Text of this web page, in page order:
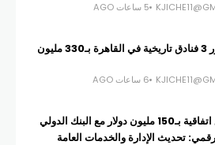
5 ساعات AGO
مصر تطور 3 فنادق تاريخية في القاهرة بـ330 مليون
6 ساعات AGO
جابر يوقّع اتفاقية بـ150 مليون دولار مع البنك الدولي
تحديث الإدارة والخدمات العامة